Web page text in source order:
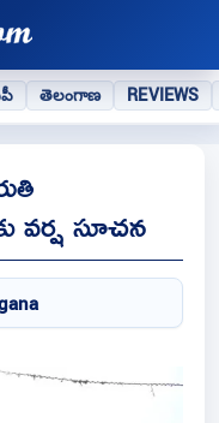
తెలంగాణ REVIEWS
వర్ష సూచన